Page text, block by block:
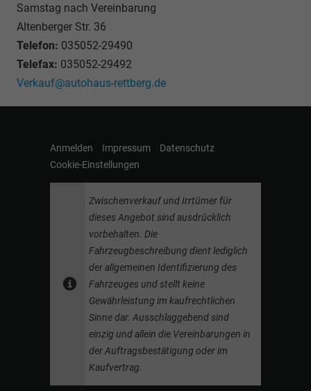
Samstag nach Vereinbarung
Altenberger Str. 36
Telefon: 035052-29490
Telefax: 035052-29492
Verkauf@autohaus-rettberg.de
Anmelden Impressum
Datenschutz
Cookie-Einstellungen
Zwischenverkauf und Irrtümer für
dieses Angebot sind ausdrücklich
vorbehalten. Die
Fahrzeugbeschreibung dient lediglich
der allgemeinen Identifizierung des
Fahrzeuges und stellt keine
Gewährleistung im kaufrechtlichen
Sinne dar. Ausschlaggebend sind
einzig und allein die Vereinbarungen in
der Auftragsbestätigung oder im
Kaufvertrag.